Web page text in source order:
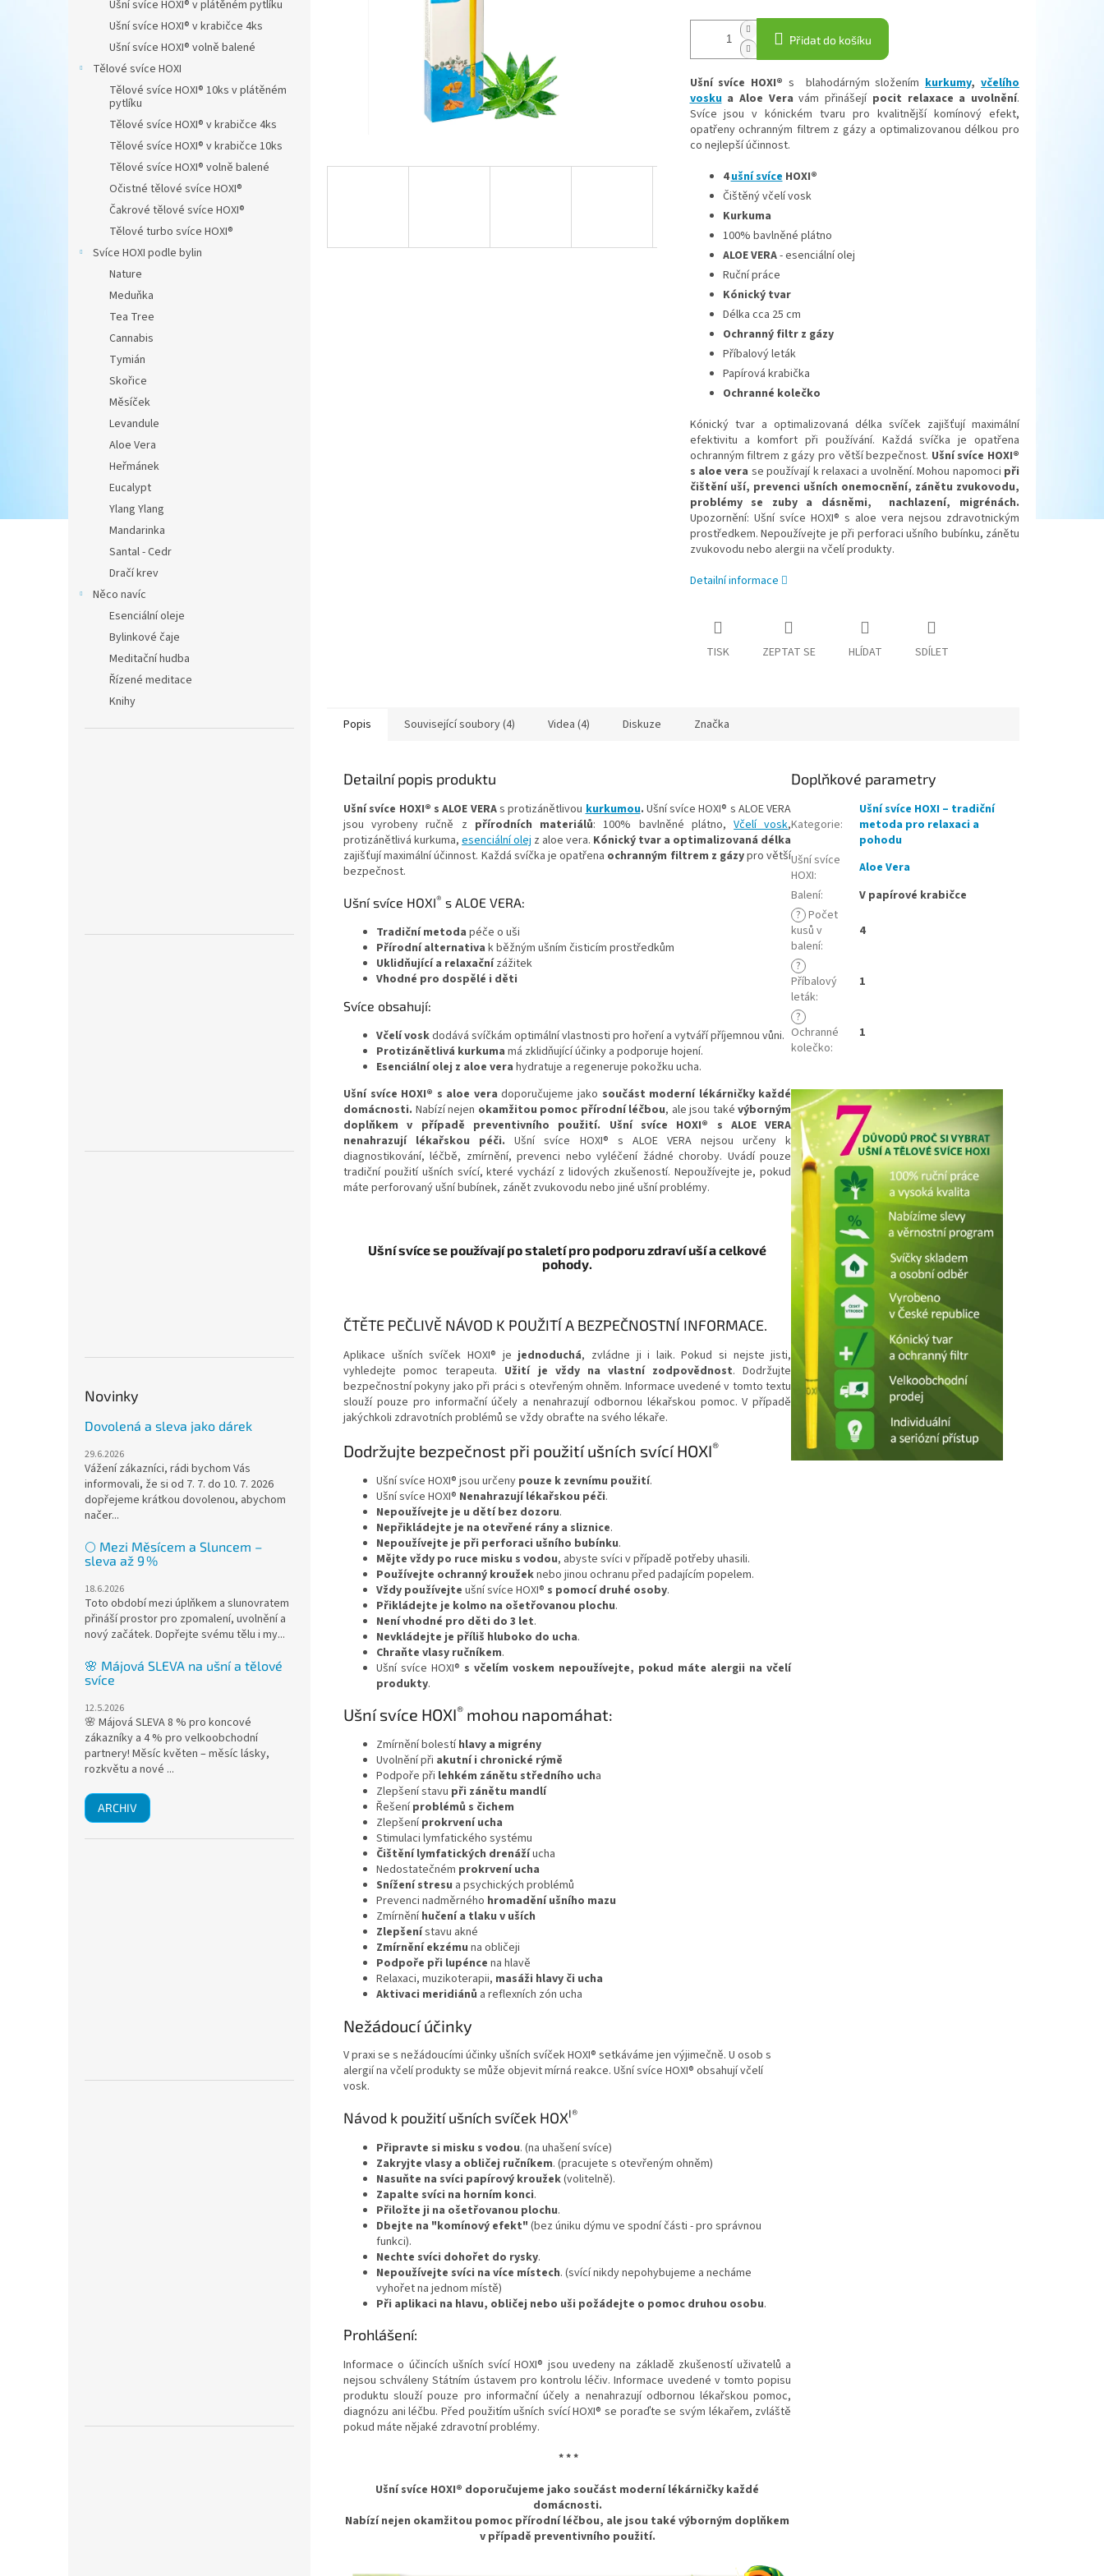
Ušní svíce HOXI® v plátěném pytlíku
Ušní svíce HOXI® v krabičce 4ks
Ušní svíce HOXI® volně balené
Tělové svíce HOXI
Tělové svíce HOXI® 10ks v plátěném
pytlíku
Tělové svíce HOXI® v krabičce 4ks
Tělové svíce HOXI® v krabičce 10ks
Tělové svíce HOXI® volně balené
Očistné tělové svíce HOXI®
Čakrové tělové svíce HOXI®
Tělové turbo svíce HOXI®
Svíce HOXI podle bylin
Nature
Meduňka
Tea Tree
Cannabis
Tymián
Skořice
Měsíček
Levandule
Aloe Vera
Heřmánek
Eucalypt
Ylang Ylang
Mandarinka
Santal - Cedr
Dračí krev
Něco navíc
Esenciální oleje
Bylinkové čaje
Meditační hudba
Řízené meditace
Knihy
Novinky
Dovolená a sleva jako dárek
29.6.2026
Vážení zákazníci, rádi bychom Vás
informovali, že si od 7. 7. do 10. 7. 2026
dopřejeme krátkou dovolenou, abychom
načer...
🌕 Mezi Měsícem a Sluncem –
sleva až 9 %
18.6.2026
Toto období mezi úplňkem a slunovratem
přináší prostor pro zpomalení, uvolnění a
nový začátek. Dopřejte svému tělu i my...
🌸 Májová SLEVA na ušní a tělové
svíce
12.5.2026
🌸 Májová SLEVA 8 % pro koncové
zákazníky a 4 % pro velkoobchodní
partnery! Měsíc květen – měsíc lásky,
rozkvětu a nové ...
ARCHIV
Přidat do košíku
Ušní svíce HOXI® s blahodárným složenímkurkumy, včelího
voskua Aloe Vera vám přinášejí pocit relaxace a uvolnění.
Svíce jsou v kónickém tvaru pro kvalitnější komínový efekt,
opatřeny ochranným filtrem z gázy a optimalizovanou délkou pro
co nejlepší účinnost.
4ušní svíceHOXI®
Čištěnývčelívosk
Kurkuma
100% bavlněné plátno
ALOE VERA- esenciální olej
Ručnípráce
Kónický tvar
Délka cca 25 cm
Ochranný filtr z gázy
Příbalový leták
Papírová krabička
Ochranné kolečko
Kónický tvar a optimalizovaná délka svíček zajišťují maximální
efektivitu a komfort při používání. Každá svíčka je opatřena
ochranným filtrem z gázy pro větší bezpečnost. Ušní svíce HOXI®
s aloe vera se používají k relaxaci a uvolnění. Mohou napomoci při
čištění uší, prevenci ušních onemocnění, zánětu zvukovodu,
problémy se zuby a dásněmi, nachlazení, migrénách.
Upozornění: Ušní svíce HOXI® s aloe vera nejsou zdravotnickým
prostředkem. Nepoužívejte je při perforaci ušního bubínku, zánětu
zvukovodu nebo alergii na včelí produkty.
Detailní informace
TISK ZEPTAT SE HLÍDAT SDÍLET
Popis Související soubory (4) Videa (4) Diskuze Značka
Detailní popis produktu
Ušní svíce HOXI® s ALOE VERAs protizánětlivou kurkumou. Ušní svíce HOXI® s ALOE VERA
jsou vyrobeny ručně z přírodních materiálů: 100% bavlněné plátno,Včelí vosk,
protizánětlivá kurkuma,esenciální olej z aloe vera. Kónický tvar a optimalizovaná délka
zajišťují maximální účinnost. Každá svíčka je opatřena ochranným filtrem z gázypro větší
bezpečnost.
Ušní svíce HOXI® s ALOE VERA:
Tradiční metoda péče o uši
Přírodní alternativa k běžným ušním čisticím prostředkům
Uklidňující a relaxačnízážitek
Vhodné pro dospělé i děti
Svíce obsahují:
Včelí voskdodává svíčkám optimální vlastnosti pro hoření a vytváří příjemnou vůni.
Protizánětlivá kurkuma má zklidňující účinky a podporuje hojení.
Esenciální olej z aloe vera hydratuje a regeneruje pokožku ucha.
Ušní svíce HOXI® s aloe veradoporučujeme jako součást moderní lékárničky každé
domácnosti. Nabízí nejen okamžitou pomoc přírodní léčbou, ale jsou takévýborným
doplňkem v případě preventivního použití. Ušní svíce HOXI® s ALOE VERA
nenahrazují lékařskou péči.Ušní svíce HOXI® s ALOE VERA nejsou určeny k
diagnostikování, léčbě, zmírnění, prevenci nebo vyléčení žádné choroby. Uvádí pouze
tradiční použití ušních svící, které vychází z lidových zkušeností. Nepoužívejte je, pokud
máte perforovaný ušní bubínek, zánět zvukovodu nebo jiné ušní problémy.
Ušní svíce se používají po staletí pro podporu zdraví uší a celkové
pohody.
ČTĚTE PEČLIVĚ NÁVOD K POUŽITÍ A BEZPEČNOSTNÍ INFORMACE.
Aplikace ušních svíček HOXI® jejednoduchá, zvládne ji i laik. Pokud si nejste jisti,
vyhledejte pomoc terapeuta. Užití je vždy na vlastní zodpovědnost. Dodržujte
bezpečnostní pokyny jako při práci s otevřeným ohněm. Informace uvedené v tomto textu
slouží pouze pro informační účely a nenahrazují odbornou lékařskou pomoc. V případě
jakýchkoli zdravotních problémů se vždy obraťte na svého lékaře.
Dodržujte bezpečnost při použití ušních svící HOXI®
Ušní svíce HOXI® jsou určeny pouze k zevnímu použití.
Ušní svíce HOXI® Nenahrazují lékařskou péči.
Nepoužívejte je u dětí bez dozoru.
Nepřikládejte je na otevřené rány a sliznice.
Nepoužívejte je při perforaci ušního bubínku.
Mějte vždy po ruce misku s vodou, abyste svíci v případě potřeby uhasili.
Používejte ochranný kroužeknebo jinou ochranu před padajícím popelem.
Vždy používejte ušní svíce HOXI® s pomocí druhé osoby.
Přikládejte je kolmo na ošetřovanou plochu.
Není vhodné pro děti do 3 let.
Nevkládejte je příliš hluboko do ucha.
Chraňte vlasy ručníkem.
Ušní svíce HOXI® s včelím voskem nepoužívejte, pokud máte alergii na včelí
produkty.
Ušní svíce HOXI® mohou napomáhat:
Zmírnění bolestíhlavy a migrény
Uvolnění při akutní i chronické rýmě
Podpoře při lehkém zánětu středního ucha
Zlepšení stavu při zánětu mandlí
Řešeníproblémů s čichem
Zlepšeníprokrvení ucha
Stimulaci lymfatického systému
Čištění lymfatických drenážíucha
Nedostatečném prokrvení ucha
Snížení stresu a psychických problémů
Prevenci nadměrného hromadění ušního mazu
Zmírněníhučení a tlaku v uších
Zlepšenístavu akné
Zmírnění ekzému na obličeji
Podpoře při lupénce na hlavě
Relaxaci, muzikoterapii, masáži hlavy či ucha
Aktivaci meridiánů a reflexních zón ucha
Nežádoucí účinky
V praxi se s nežádoucími účinky ušních svíček HOXI® setkáváme jen výjimečně. U osob s
alergií na včelí produkty se může objevit mírná reakce. Ušní svíce HOXI® obsahují včelí
vosk.
Návod k použití ušních svíček HOXI®
Připravte si misku s vodou. (na uhašení svíce)
Zakryjte vlasy a obličej ručníkem. (pracujete s otevřeným ohněm)
Nasuňte na svíci papírový kroužek(volitelně).
Zapalte svíci na horním konci.
Přiložte ji na ošetřovanou plochu.
Dbejte na "komínový efekt" (bez úniku dýmu ve spodní části - pro správnou
funkci).
Nechte svíci dohořet do rysky.
Nepoužívejte svíci na více místech. (svící nikdy nepohybujeme a necháme
vyhořet na jednom místě)
Při aplikaci na hlavu, obličej nebo uši požádejte o pomoc druhou osobu.
Prohlášení:
Informace o účincích ušních svící HOXI® jsou uvedeny na základě zkušeností uživatelů a
nejsou schváleny Státním ústavem pro kontrolu léčiv. Informace uvedené v tomto popisu
produktu slouží pouze pro informační účely a nenahrazují odbornou lékařskou pomoc,
diagnózu ani léčbu. Před použitím ušních svící HOXI® se poraďte se svým lékařem, zvláště
pokud máte nějaké zdravotní problémy.
* * *
Ušní svíce HOXI® doporučujemejako součást moderní lékárničky každé
domácnosti.
Nabízí nejen okamžitou pomoc přírodní léčbou, ale jsou také výborným doplňkem
v případě preventivního použití.
Doplňkové parametry
Kategorie:
Ušní svíce HOXI – tradiční
metoda pro relaxaci a
pohodu
Ušní svíce
HOXI:
Aloe Vera
Balení:
V papírové krabičce
? Počet
kusů v
balení:
4
?
Příbalový
leták:
1
?
Ochranné
kolečko:
1